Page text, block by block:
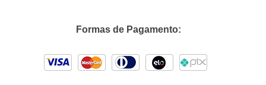
Formas de Pagamento: